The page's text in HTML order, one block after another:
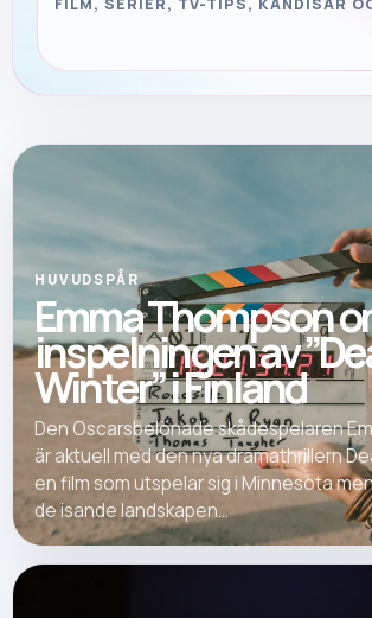
FILM, SERIER, TV-TIPS, KÄNDISAR
HUVUDSPÅR
Emma Thompson
inspelningen av
Winter” i Finland
Den Oscarsbelönade skådespelaren
är aktuell med den nya dramathrillern
en film som utspelar sig i Minnesota
de isande landskapen...